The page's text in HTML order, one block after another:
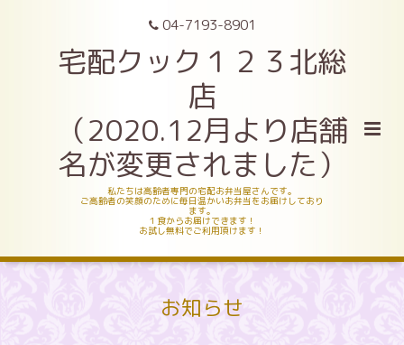
04-7193-8901
宅配クック１２３北総
店
（2020.12月より店舗
名が変更されました）
私たちは高齢者専門の宅配お弁当屋さんです。
ご高齢者の笑顔のために毎日温かいお弁当をお届けしており
ます。
１食からお届けできます！
お試し無料でご利用頂けます！
お知らせ